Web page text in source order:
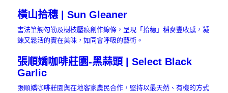
橫山拾穗 | Sun Gleaner
書法筆觸勾勒及樹枝壓痕創作線條，呈現「拾穗」稻麥豐收感，凝
鍊又鬆活的實在美味，如同會呼吸的藝術。
張順嬌咖啡莊園-黑蒜頭 | Select Black
Garlic
張順嬌咖啡莊園與在地客家農民合作，堅持以最天然、有機的方式